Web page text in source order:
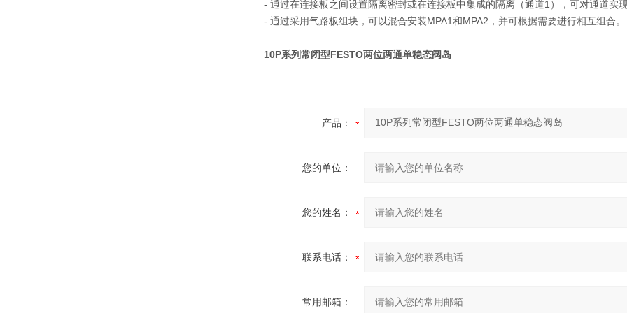
- 通过在连接板之间设置隔离密封或在连接板中集成的隔离（通道1），可对通道实
- 通过采用气路板组块，可以混合安装MPA1和MPA2，并可根据需要进行相互组合。
10P系列常闭型FESTO两位两通单稳态阀岛
产品：
您的单位：
您的姓名：
联系电话：
常用邮箱：